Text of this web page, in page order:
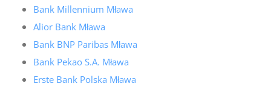
Bank Millennium Mława
Alior Bank Mława
Bank BNP Paribas Mława
Bank Pekao S.A. Mława
Erste Bank Polska Mława